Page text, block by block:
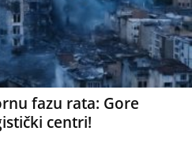
fazu rata: Gore
centri!